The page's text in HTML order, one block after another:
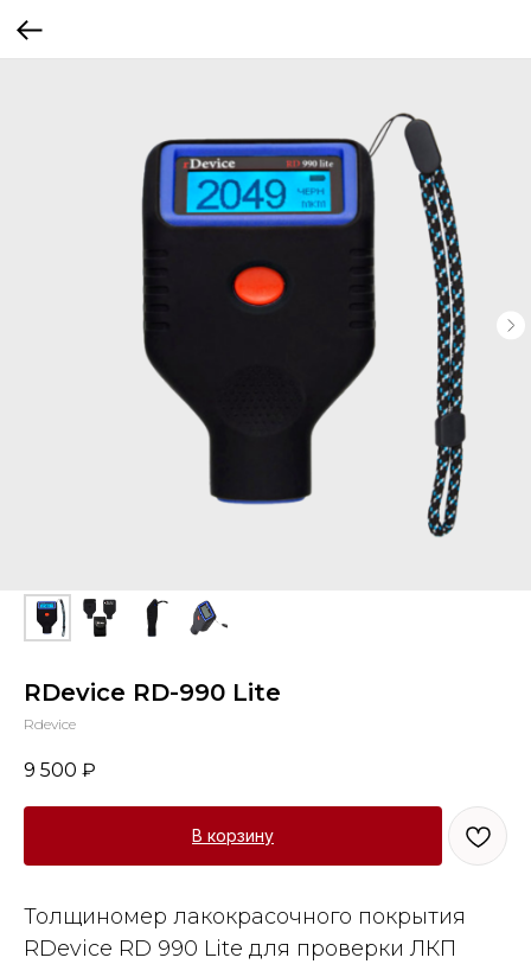
RDevice RD-990 Lite
Rdevice
9 500 ₽
В корзину
Толщиномер лакокрасочного покрытия
RDevice RD 990 Lite для проверки ЛКП